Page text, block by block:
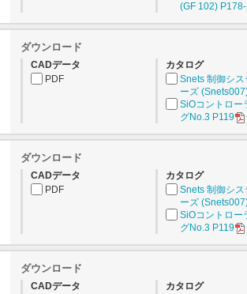
(GF 102)
ダウンロード
CADデータ
PDF
カタログ
Snets 制御シス
ーズ
SiOコントロー
グNo.3 P119
ダウンロード
CADデータ
PDF
カタログ
Snets 制御シス
ーズ
SiOコントロー
グNo.3 P119
ダウンロード
CADデータ
カタログ